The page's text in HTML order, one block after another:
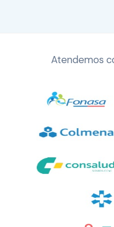
Atendemos